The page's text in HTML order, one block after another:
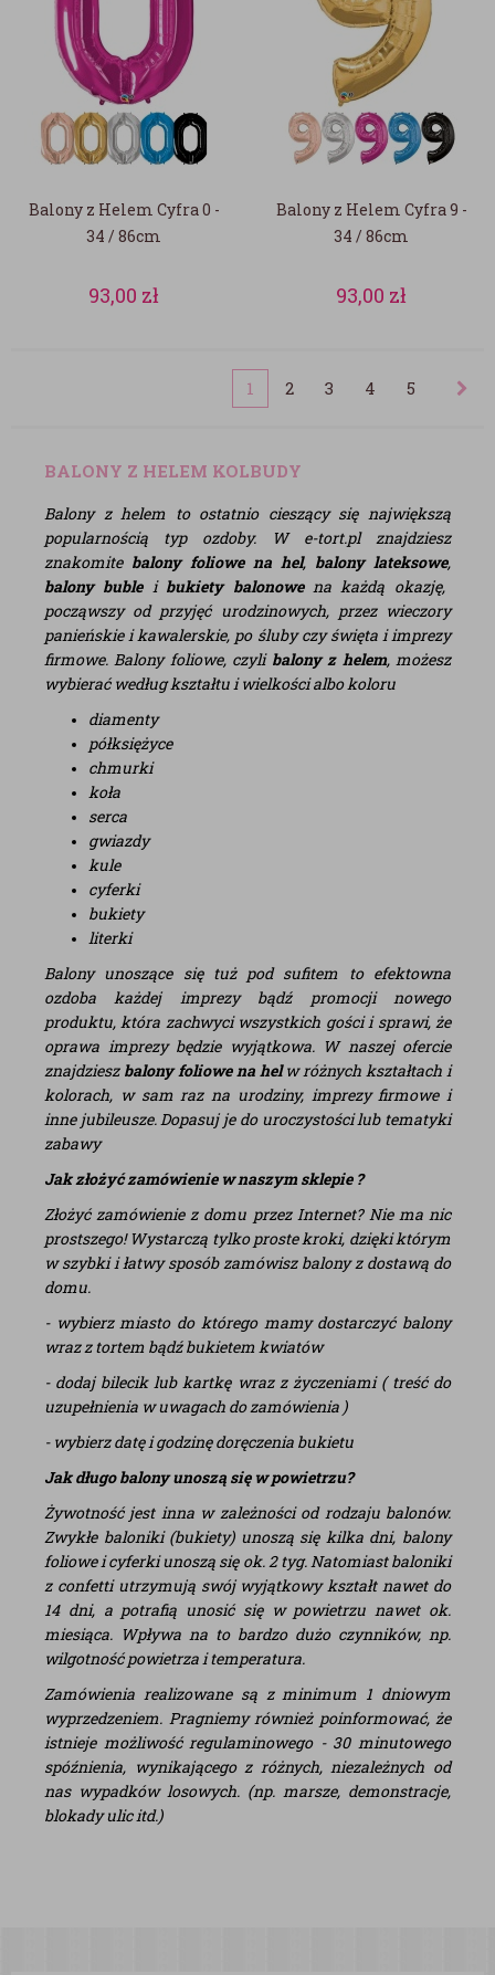
Balony z Helem Cyfra 0 -
34 / 86cm
93,00 zł
Balony z Helem Cyfra 9 -
34 / 86cm
93,00 zł
1 2 3 4 5
BALONY Z HELEM KOLBUDY
Balony z helem to ostatnio cieszący się największą
popularnością typ ozdoby. W e-tort.pl znajdziesz
znakomite balony foliowe na hel, balony lateksowe,
balony buble i bukiety balonowena każdą okazję,
począwszy od przyjęć urodzinowych, przez wieczory
panieńskie i kawalerskie, po śluby czy święta i imprezy
firmowe. Balony foliowe, czyli balony z helem, możesz
wybierać według kształtu i wielkości albo koloru
diamenty
półksiężyce
chmurki
koła
serca
gwiazdy
kule
cyferki
bukiety
literki
Balony unoszące się tuż pod sufitem to efektowna
ozdoba każdej imprezy bądź promocji nowego
produktu, która zachwyci wszystkich gości i sprawi, że
oprawa imprezy będzie wyjątkowa. W naszej ofercie
znajdziesz balony foliowe na helw różnych kształtach i
kolorach, w sam raz na urodziny, imprezy firmowe i
inne jubileusze. Dopasuj je do uroczystości lub tematyki
zabawy
Jak złożyć zamówienie w naszym sklepie ?
Złożyć zamówienie z domu przez Internet? Nie ma nic
prostszego! Wystarczą tylko proste kroki, dzięki którym
w szybki i łatwy sposób zamówisz balony z dostawą do
domu.
- wybierz miasto do którego mamy dostarczyć balony
wraz z tortem bądź bukietem kwiatów
- dodaj bilecik lub kartkę wraz z życzeniami ( treść do
uzupełnienia w uwagach do zamówienia )
- wybierz datę i godzinę doręczenia bukietu
Jak długo balony unoszą się w powietrzu?
Żywotność jest inna w zależności od rodzaju balonów.
Zwykłe baloniki (bukiety) unoszą się kilka dni, balony
foliowe i cyferki unoszą się ok. 2 tyg. Natomiast baloniki
z confetti utrzymują swój wyjątkowy kształt nawet do
14 dni, a potrafią unosić się w powietrzu nawet ok.
miesiąca. Wpływa na to bardzo dużo czynników, np.
wilgotność powietrza i temperatura.
Zamówienia realizowane są z minimum 1 dniowym
wyprzedzeniem. Pragniemy również poinformować, że
istnieje możliwość regulaminowego - 30 minutowego
spóźnienia, wynikającego z różnych, niezależnych od
nas wypadków losowych. (np. marsze, demonstracje,
blokady ulic itd.)